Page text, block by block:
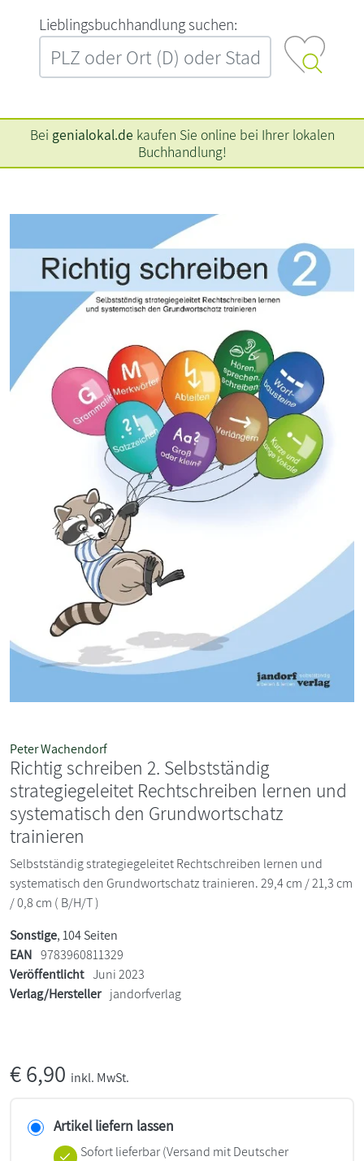
L‍i‍e‍b‍l‍i‍n‍g‍s‍b‍u‍c‍h‍h‍a‍n‍d‍l‍u‍n‍g‍ ‍s‍u‍c‍h‍e‍n‍:‍
Bei genialokal.de kaufen Sie online bei Ihrer lokalen
Buchhandlung!
Peter Wachendorf
Richtig schreiben 2. Selbstständig
strategiegeleitet Rechtschreiben lernen und
systematisch den Grundwortschatz
trainieren
Selbstständig strategiegeleitet Rechtschreiben lernen und
systematisch den Grundwortschatz trainieren. 29,4 cm / 21,3 cm
/ 0,8 cm ( B/H/T )
Sonstige, 104 Seiten
EAN 9783960811329
Veröffentlicht Juni 2023
Verlag/Hersteller jandorfverlag
€6,90 inkl. MwSt.
Artikel liefern lassen
Sofort lieferbar(Versand mit Deutscher